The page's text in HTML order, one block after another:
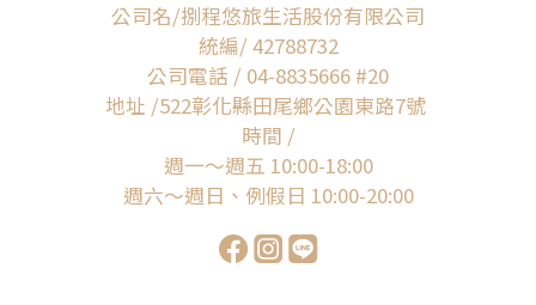
公司名/捌程悠旅生活股份有限公司
統編/ 42788732
公司電話 / 04-8835666 #20
地址 /522彰化縣田尾鄉公園東路7號
時間 /
週一～週五 10:00-18:00
週六～週日、例假日 10:00-20:00